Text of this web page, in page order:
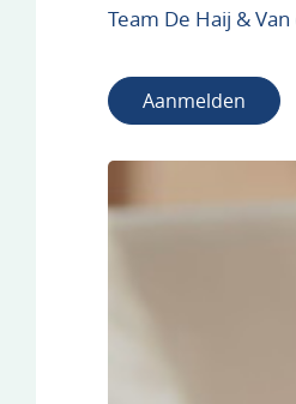
Team De Haij &
Aanmelden